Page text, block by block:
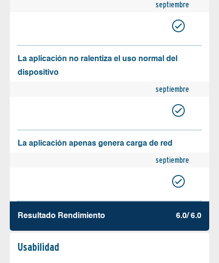
septiembre
La aplicación no ralentiza el uso normal del
dispositivo
septiembre
La aplicación apenas genera carga de red
septiembre
Resultado Rendimiento 6.0/ 6.0
Usabilidad